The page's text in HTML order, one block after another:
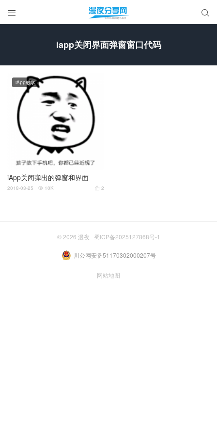
 
iapp关闭界面弹窗窗口代码
iApp关闭弹出的弹窗和界面
iApp教学
 2
2018-03-25  10K
© 2026 漫夜 蜀ICP备2025127868号-1
川公网安备51170302000207号
网站地图